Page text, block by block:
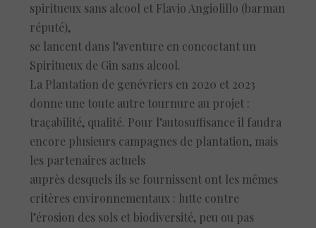
spiritueux sans alcool et Flavio Angiolillo (barman
réputé),
se lancent dans l’aventure en concoctant un
Spiritueux de Gin sans alcool.
La Plantation de genévriers en 2020 et 2023
donne une toute autre tournure au projet :
traçabilité, qualité. Pour l’autosuffisance il faudra
encore plusieurs campagnes de plantation, mais
les partenaires actuels
auprès desquels ils se fournissent ont les mêmes
critères environnementaux : lutte contre
l’érosion des sols et biodiversité, peu ou pas